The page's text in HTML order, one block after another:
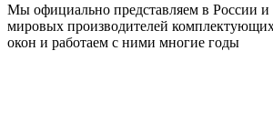
Мы официально представляем в России
мировых производителей
окон и работаем с ними многие годы